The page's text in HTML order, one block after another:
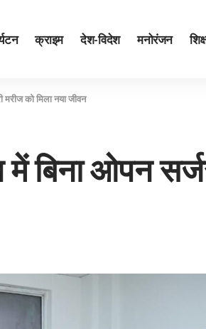
क्राइम देश-विदेश मनोरंजन
मरीज को मिला नया जीवन
बिना ओपन